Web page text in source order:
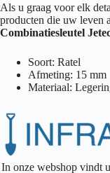
Als u graag voor elk
producten die uw leven
Combinatiesleutel
Soort: Ratel
Afmeting: 15 mm
Materiaal:
In onze webshop vindt